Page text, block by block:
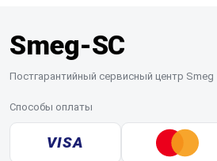
Smeg-SC
Постгарантийный сервисный центр Smeg
Способы оплаты
VISA